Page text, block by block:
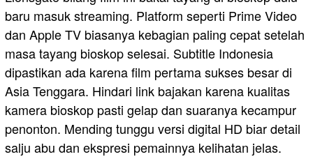
baru masuk streaming. Platform seperti Prime Video
dan Apple TV biasanya kebagian paling cepat setelah
masa tayang bioskop selesai. Subtitle Indonesia
dipastikan ada karena film pertama sukses besar di
Asia Tenggara. Hindari link bajakan karena kualitas
kamera bioskop pasti gelap dan suaranya kecampur
penonton. Mending tunggu versi digital HD biar detail
salju abu dan ekspresi pemainnya kelihatan jelas.